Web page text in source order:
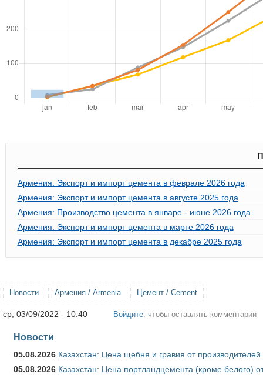
Армения: Экспорт и импорт цемента в феврале 2026 года
Армения: Экспорт и импорт цемента в августе 2025 года
Армения: Производство цемента в январе - июне 2026 года
Армения: Экспорт и импорт цемента в марте 2026 года
Армения: Экспорт и импорт цемента в декабре 2025 года
Новости Армения / Armenia Цемент / Cement
ср, 03/09/2022 - 10:40 Войдите , чтобы оставлять комментарии
Новости
05.08.2026 Казахстан: Цена щебня и гравия от
05.08.2026 Казахстан: Цена портландцемента (кроме белого)